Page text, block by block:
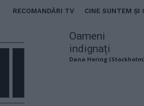
RECOMANDĂRI TV CINE SUNTEM ȘI
Oameni
indignați
Dana Hering